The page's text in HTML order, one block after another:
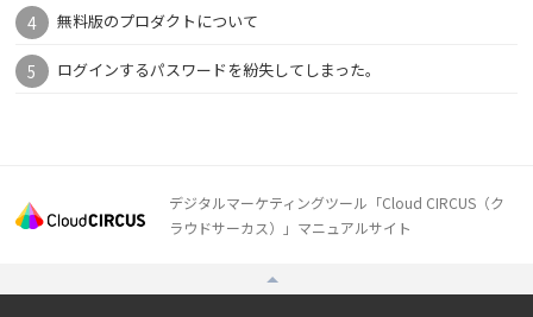
無料版のプロダクトについて
ログインするパスワードを紛失してしまった。
デジタルマーケティングツール「Cloud CIRCUS（ク
ラウドサーカス）」マニュアルサイト